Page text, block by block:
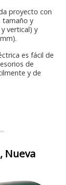
proyecto con
tamaño y
vertical) y
es fácil de
de
y de
Nueva